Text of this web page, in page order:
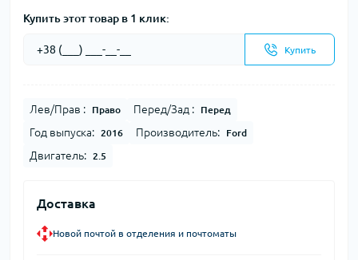
Купить этот товар в 1 клик:
Купить
Лев/Прав : Право Перед/Зад : Перед
Год выпуска: 2016 Производитель: Ford
Двигатель: 2.5
Доставка
Новой почтой в отделения и почтоматы